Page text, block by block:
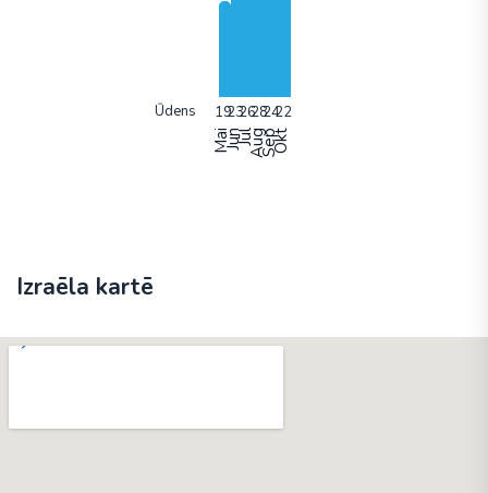
Ūdens
MaiJunJūlAugSepOkt
Izraēla kartē